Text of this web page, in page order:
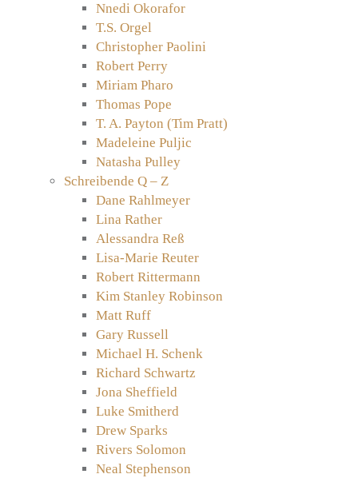
Nnedi Okorafor
T.S. Orgel
Christopher Paolini
Robert Perry
Miriam Pharo
Thomas Pope
T. A. Payton (Tim Pratt)
Madeleine Puljic
Natasha Pulley
Schreibende Q – Z
Dane Rahlmeyer
Lina Rather
Alessandra Reß
Lisa-Marie Reuter
Robert Rittermann
Kim Stanley Robinson
Matt Ruff
Gary Russell
Michael H. Schenk
Richard Schwartz
Jona Sheffield
Luke Smitherd
Drew Sparks
Rivers Solomon
Neal Stephenson